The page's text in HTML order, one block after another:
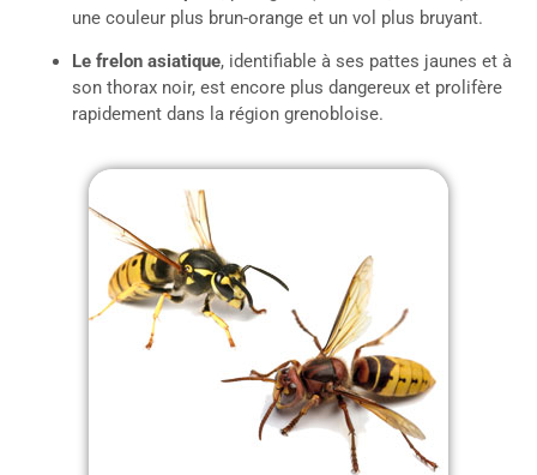
une couleur plus brun-orange et un vol plus bruyant.
Le frelon asiatique, identifiable à ses pattes jaunes et à
son thorax noir, est encore plus dangereux et prolifère
rapidement dans la région grenobloise.